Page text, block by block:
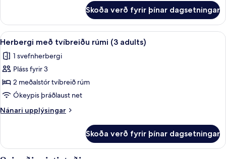
adults
and
2
children)
með
tvíbreiðu
rúmi
adults
and
children)
Skoða verð fyrir þínar dagsetningar
Skoða
allar
myndir
fyrir
Herbergi
með
tvíbreiðu
rúmi
adults)
Öryggishólf í herbergi, skrifborð,
4
Herbergi með tvíbreiðu rúmi (3 adults)
1 svefnherbergi
Pláss fyrir 3
2 meðalstór tvíbreið rúm
Ókeypis þráðlaust net
Nánari upplýsingar
Nánari
með
tvíbreiðu
Skoða verð fyrir þínar dagsetningar